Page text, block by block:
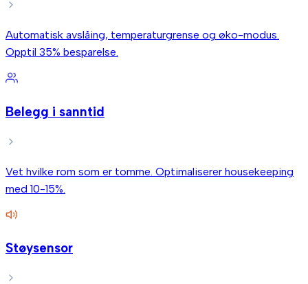
Automatisk avslåing, temperaturgrense og øko-modus.
Opptil 35% besparelse.
Belegg i sanntid
Vet hvilke rom som er tomme. Optimaliserer housekeeping
med 10-15%.
Støysensor